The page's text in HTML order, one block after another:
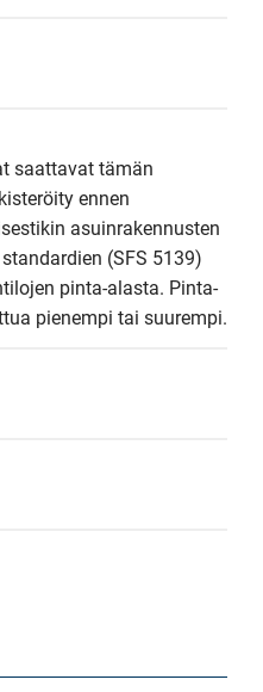
saattavat tämän
ennen
asuinrakennusten
(SFS 5139)
pinta-alasta. Pinta-
pienempi tai suurempi.